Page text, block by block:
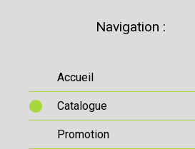
Navigation :
Accueil
Catalogue
Promotion